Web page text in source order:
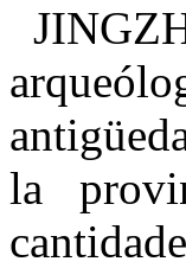
la